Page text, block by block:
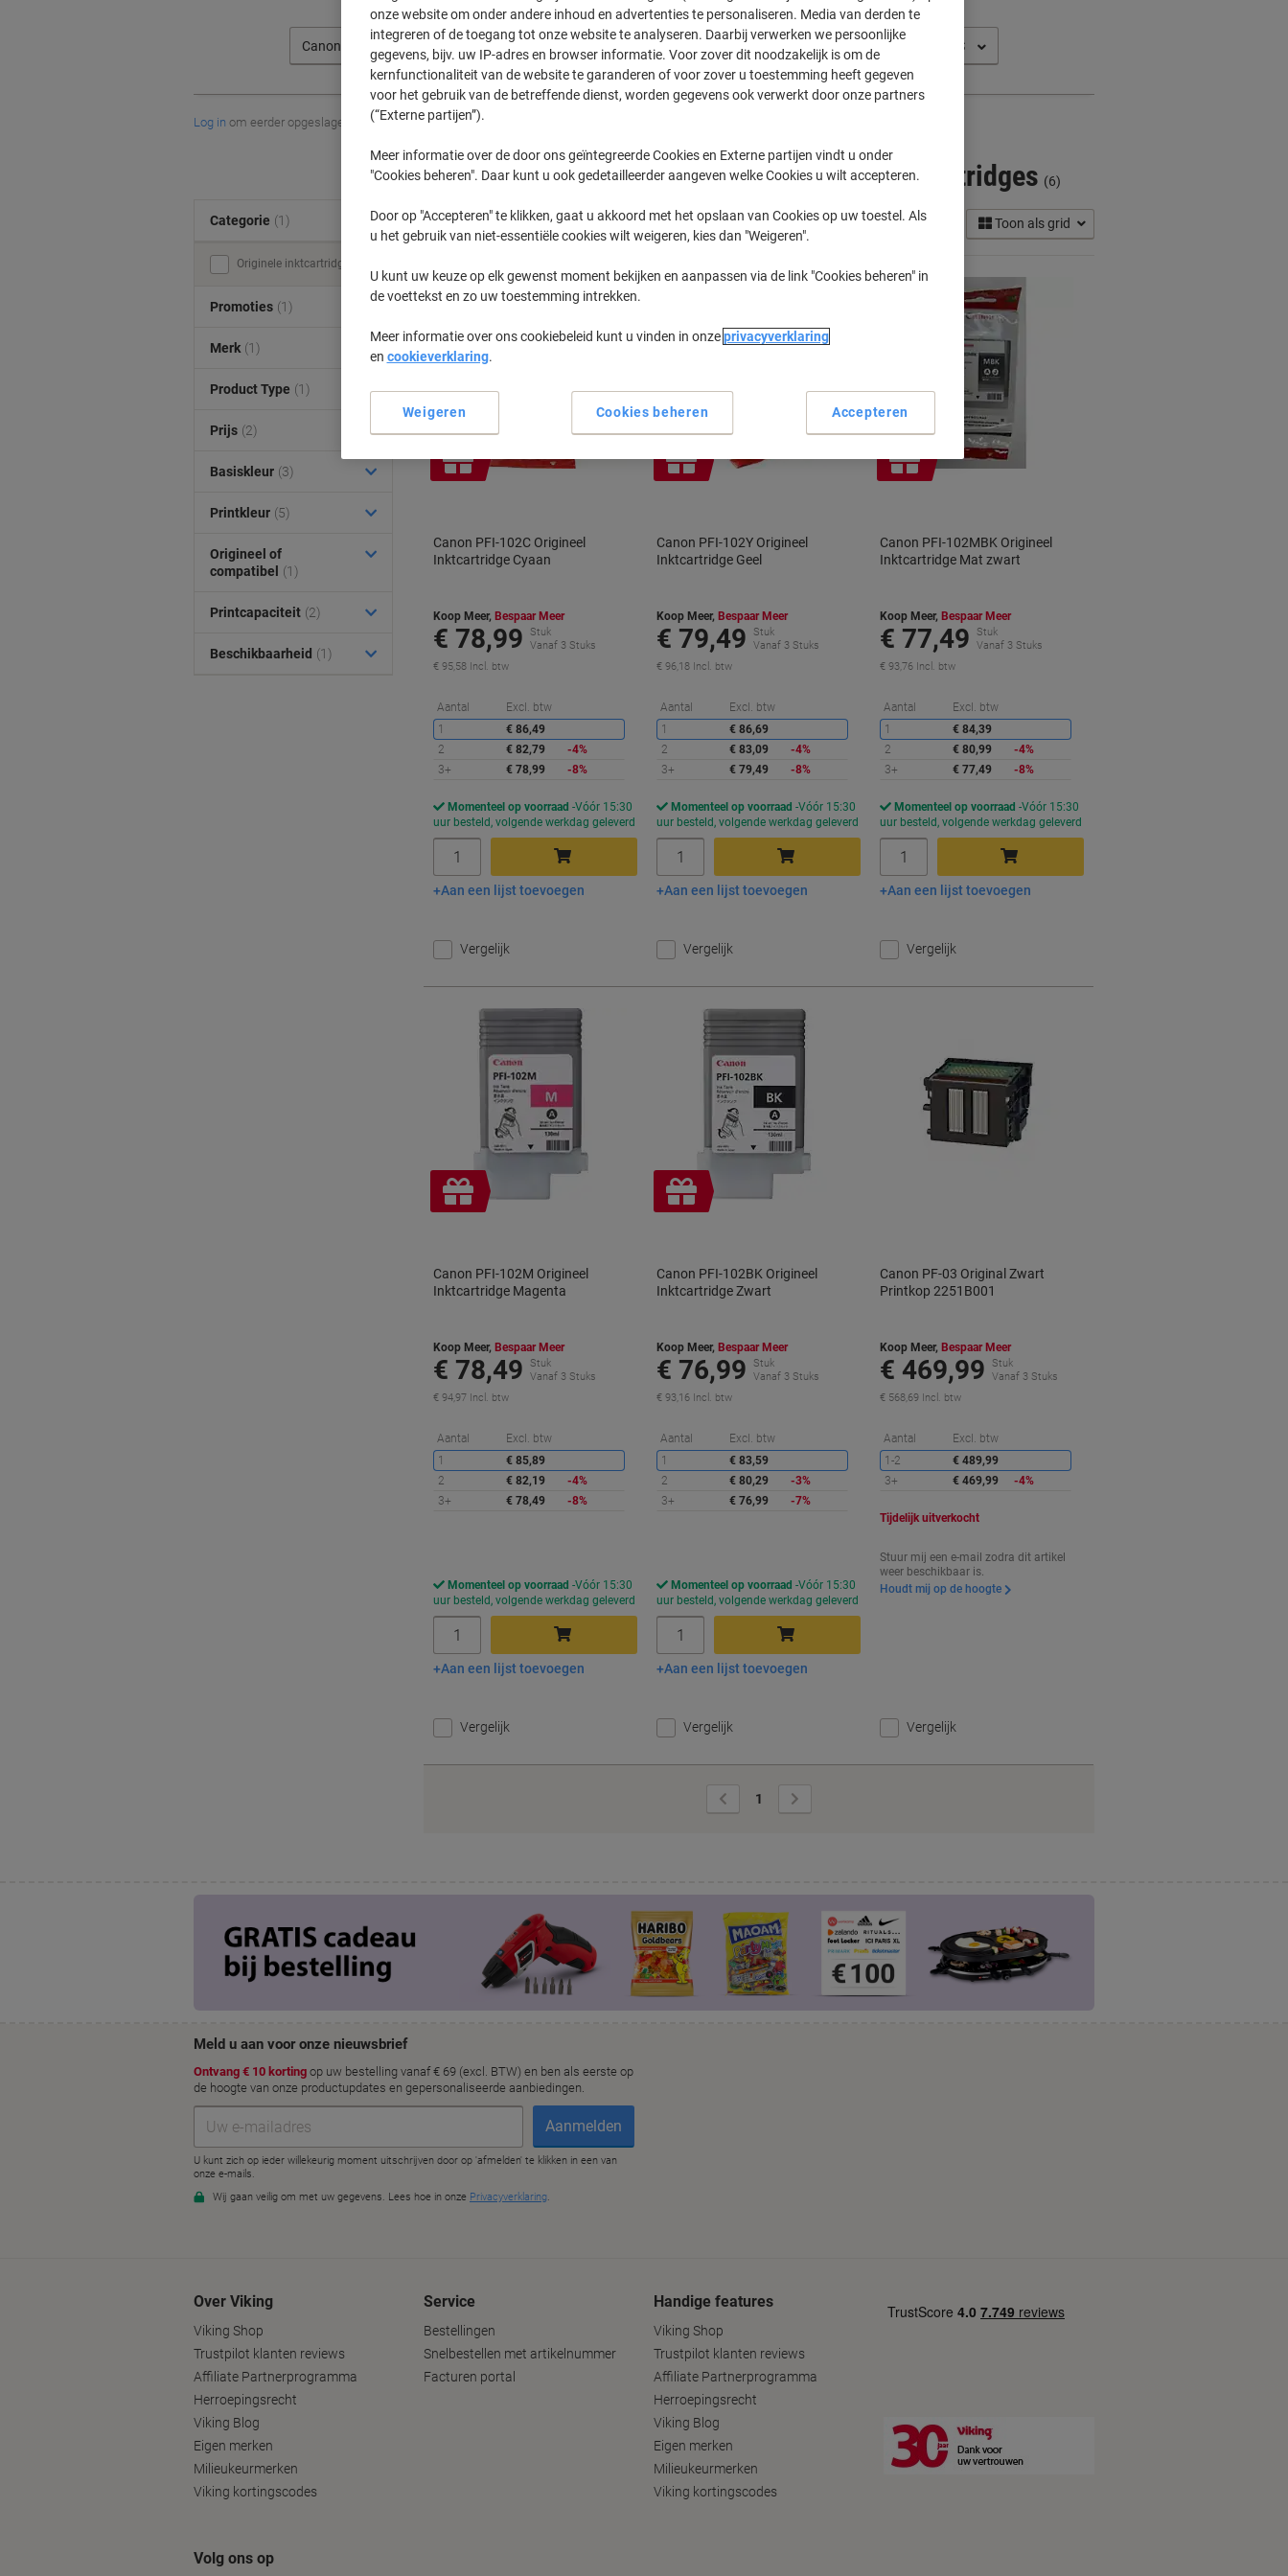
Canon Imageprograf IPF
Log in om eerder opgeslagen printers en/of eerder gekochte cartridges te tonen
Canon Imageprograf IPF 710 S Printer Inkt Cartridges (6)
Sorteer op: Toon als grid
Geschenk
Canon PFI-102C Origineel
Inktcartridge Cyaan
Koop Meer, Bespaar Meer
€ 78,99
Stuk
Vanaf 3 Stuks
€ 95,58 Incl. btw
Aantal Excl. btw
Korting
1
€ 86,49
2
€ 82,79
-4%
3+
€ 78,99 -8%
Momenteel op voorraad Vóór 15:30
uur besteld, volgende werkdag geleverd
In winkelwagen
Aan een lijst toevoegen
Vergelijk
Geschenk
Canon PFI-102Y Origineel
Inktcartridge Geel
Koop Meer, Bespaar Meer
€ 79,49
Stuk
Vanaf 3 Stuks
€ 96,18 Incl. btw
Aantal Excl. btw
Korting
1
€ 86,69
2
€ 83,09
-4%
3+
€ 79,49 -8%
Momenteel op voorraad Vóór 15:30
uur besteld, volgende werkdag geleverd
In winkelwagen
Aan een lijst toevoegen
Vergelijk
Geschenk
Canon PFI-102MBK Origineel
Inktcartridge Mat zwart
Koop Meer, Bespaar Meer
€ 77,49
Stuk
Vanaf 3 Stuks
€ 93,76 Incl. btw
Aantal Excl. btw
1
€ 84,39
2
€ 80,99
-4%
3+
€ 77,49 -8%
Momenteel op voorraad Vóór 15:30
uur besteld, volgende werkdag geleverd
In winkelwagen
Aan een lijst toevoegen
Vergelijk
Geschenk
Canon PFI-102M Origineel
Inktcartridge Magenta
Koop Meer, Bespaar Meer
€ 78,49
Stuk
Vanaf 3 Stuks
€ 94,97 Incl. btw
Aantal Excl. btw
Korting
1
€ 85,89
2
€ 82,19
-4%
3+
€ 78,49 -8%
Momenteel op voorraad Vóór 15:30
uur besteld, volgende werkdag geleverd
In winkelwagen
Aan een lijst toevoegen
Vergelijk
Geschenk
Canon PFI-102BK Origineel
Inktcartridge Zwart
Koop Meer, Bespaar Meer
€ 76,99
Stuk
Vanaf 3 Stuks
€ 93,16 Incl. btw
Aantal Excl. btw
Korting
1
€ 83,59
2
€ 80,29
-3%
3+
€ 76,99 -7%
Momenteel op voorraad Vóór 15:30
uur besteld, volgende werkdag geleverd
In winkelwagen
Aan een lijst toevoegen
Vergelijk
Canon PF-03 Original Zwart
Printkop 2251B001
Koop Meer, Bespaar Meer
€ 469,99
Stuk
Vanaf 3 Stuks
€ 568,69 Incl. btw
Aantal Excl. btw
1-2
€ 489,99
3+
€ 469,99 -4%
Tijdelijk uitverkocht
Stuur mij een e-mail zodra dit artikel
weer beschikbaar is.
Houdt mij op de hoogte
Vergelijk
Vorige
pagina
1
pagina
Categorie (1)
Originele inktcartridges (6)
Promoties (1)
Merk (1)
Product Type (1)
Prijs (2)
Basiskleur (3)
Printkleur (5)
Origineel of
compatibel
(1)
Printcapaciteit (2)
Beschikbaarheid (1)
Over Viking
Viking Shop
Trustpilot klanten reviews
Affiliate Partnerprogramma
Herroepingsrecht
Viking Blog
Eigen merken
Milieukeurmerken
Viking kortingscodes
Service
Bestellingen
Snelbestellen met artikelnummer
Facturen portal
Handige features
Viking Shop
Trustpilot klanten reviews
Affiliate Partnerprogramma
Herroepingsrecht
Viking Blog
Eigen merken
Milieukeurmerken
Viking kortingscodes
Volg ons op
onze website om onder andere inhoud en advertenties te personaliseren. Media van derden te
integreren of de toegang tot onze website te analyseren. Daarbij verwerken we persoonlijke
gegevens, bijv. uw IP-adres en browser informatie. Voor zover dit noodzakelijk is om de
kernfunctionaliteit van de website te garanderen of voor zover u toestemming heeft gegeven
voor het gebruik van de betreffende dienst, worden gegevens ook verwerkt door onze partners
(“Externe partijen”).
Meer informatie over de door ons geïntegreerde Cookies en Externe partijen vindt u onder
"Cookies beheren". Daar kunt u ook gedetailleerder aangeven welke Cookies u wilt accepteren.
Door op "Accepteren" te klikken, gaat u akkoord met het opslaan van Cookies op uw toestel. Als
u het gebruik van niet-essentiële cookies wilt weigeren, kies dan "Weigeren".
U kunt uw keuze op elk gewenst moment bekijken en aanpassen via de link "Cookies beheren" in
de voettekst en zo uw toestemming intrekken.
Meer informatie over ons cookiebeleid kunt u vinden in onzeprivacyverklaring
en cookieverklaring.
Cookies beheren
Weigeren Accepteren